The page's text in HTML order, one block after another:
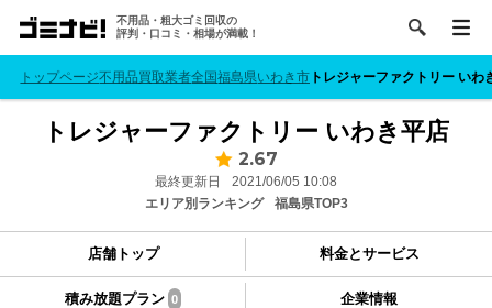
不用品・粗大ゴミ回収の
評判・口コミ・相場が満載！
トップページ不用品買取業者全国福島県いわき市 トレジャーファクトリー いわ
トレジャーファクトリー いわき平店
2.67
最終更新日
2021/06/05 10:08
エリア別ランキング
福島県TOP3
店舗トップ 料金とサービス
積み放題プラン 0 企業情報